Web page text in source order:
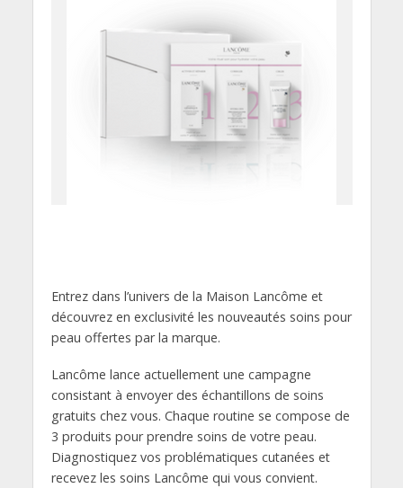
Entrez dans l’univers de la Maison Lancôme et
découvrez en exclusivité les nouveautés soins pour
peau offertes par la marque.
Lancôme lance actuellement une campagne
consistant à envoyer des échantillons de soins
gratuits chez vous. Chaque routine se compose de
3 produits pour prendre soins de votre peau.
Diagnostiquez vos problématiques cutanées et
recevez les soins Lancôme qui vous convient.